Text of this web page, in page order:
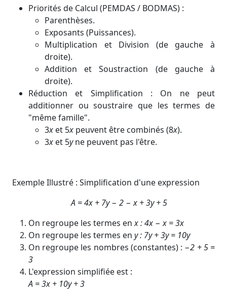
Priorités de Calcul (PEMDAS / BODMAS) :
Parenthèses.
Exposants (Puissances).
Multiplication et Division (de gauche à
droite).
Addition et Soustraction (de gauche à
droite).
Réduction et Simplification : On ne peut
additionner ou soustraire que les termes de
"même famille".
3x et 5x peuvent être combinés (8x).
3x et 5yne peuvent pas l'être.
Exemple Illustré : Simplification d'une expression
A = 4x + 7y − 2 − x + 3y + 5
On regroupe les termes enx : 4x − x = 3x
On regroupe les termes en y : 7y + 3y = 10y
On regroupe les nombres (constantes) : −2 + 5 =
3
L'expression simplifiée est :
A = 3x + 10y + 3